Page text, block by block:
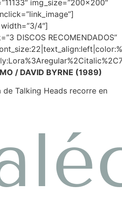
img_size=”200×200″
4″]
DISCOS RECOMENDADOS”
/ DAVID BYRNE (1989)
Talking Heads recorre en